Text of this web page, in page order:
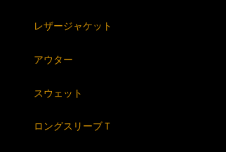
レザージャケット
アウター
スウェット
ロングスリーブＴ